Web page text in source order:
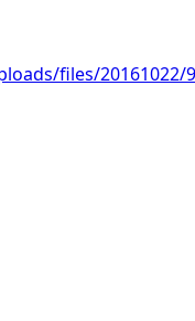
files/20161022/